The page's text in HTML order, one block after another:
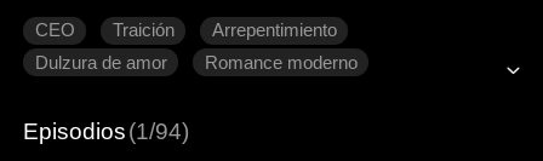
CEO Traición
Arrepentimiento
Dulzura de amor
Romance moderno
Episodios(1/94)